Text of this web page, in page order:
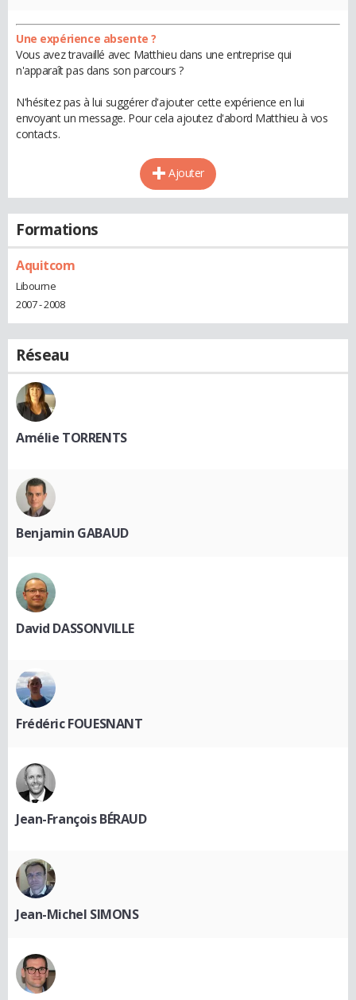
Une expérience absente ?
Vous avez travaillé avec Matthieu dans une entreprise qui
n'apparaît pas dans son parcours ?
N'hésitez pas à lui suggérer d'ajouter cette expérience en lui
envoyant un message. Pour cela ajoutez d'abord Matthieu à vos
contacts.
Ajouter
Formations
Aquitcom
Libourne
2007 - 2008
Réseau
Amélie TORRENTS
Benjamin GABAUD
David DASSONVILLE
Frédéric FOUESNANT
Jean-François BÉRAUD
Jean-Michel SIMONS